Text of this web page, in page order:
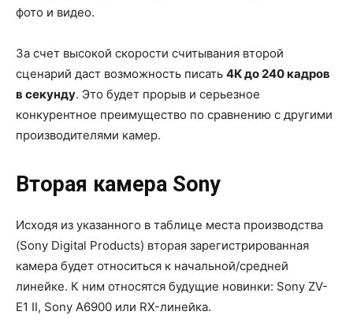
фото и видео.
За счет высокой скорости считывания второй
сценарий даст возможность писать 4K до 240 кадров
в секунду. Это будет прорыв и серьезное
конкурентное преимущество по сравнению с другими
производителями камер.
Вторая камера Sony
Исходя из указанного в таблице места производства
(Sony Digital Products) вторая зарегистрированная
камера будет относиться к начальной/средней
линейке. К ним относятся будущие новинки: Sony ZV-
E1 II, Sony A6900 или RX-линейка.